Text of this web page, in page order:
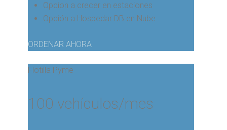
Opcion a crecer en estaciones
Opción a Hospedar DB en Nube
ORDENAR AHORA
Flotilla Pyme
100 vehículos/mes